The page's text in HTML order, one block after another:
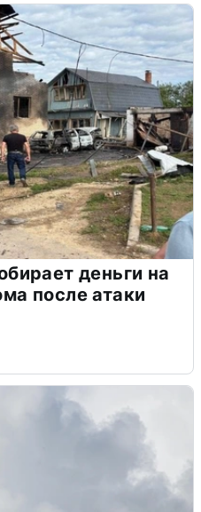
деньги на
после атаки